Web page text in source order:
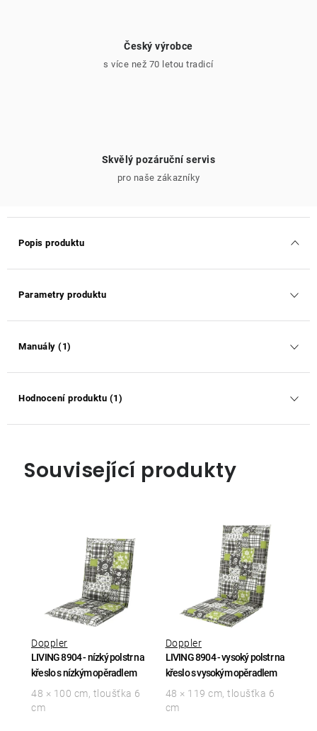
Český výrobce
s více než 70 letou tradicí
Skvělý pozáruční servis
pro naše zákazníky
Popis produktu
Parametry produktu
Manuály (1)
Hodnocení produktu (1)
Související produkty
LIVING 8904 - nízký polstr na
křeslo s nízkým opěradlem
Doppler
48 × 100 cm, tloušťka 6
cm
LIVING 8904 - vysoký polstr na
křeslo s vysokým opěradlem
Doppler
48 × 119 cm, tloušťka 6
cm